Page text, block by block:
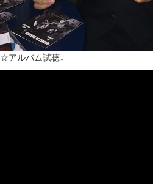
☆アルバム試聴↓